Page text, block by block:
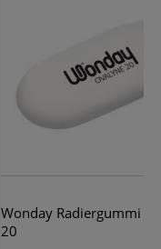
Wonday Radiergummi
20